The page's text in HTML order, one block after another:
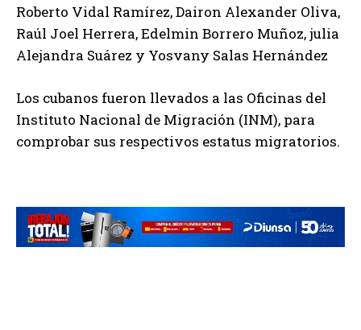
Roberto Vidal Ramírez, Dairon Alexander Oliva,
Raúl Joel Herrera, Edelmin Borrero Muñoz, julia
Alejandra Suárez y Yosvany Salas Hernández
Los cubanos fueron llevados a las Oficinas del
Instituto Nacional de Migración (INM), para
comprobar sus respectivos estatus migratorios.